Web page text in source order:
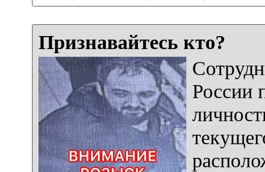
Признавайтесь кто?
России